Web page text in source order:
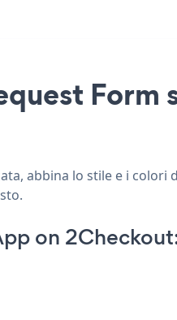
Form
abbina lo stile e i
on